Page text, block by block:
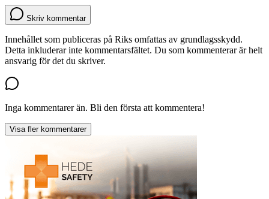
Skriv kommentar
Innehållet som publiceras på Riks omfattas av grundlagsskydd.
Detta inkluderar inte kommentarsfältet. Du som kommenterar är helt
ansvarig för det du skriver.
Inga kommentarer än. Bli den första att kommentera!
Visa fler kommentarer